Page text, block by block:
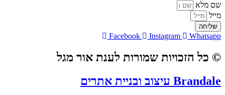
שם מלא
מייל
שליחה
Facebook Instagram Whatsapp
© כל הזכויות שמורות לענת אור מגל
Brandale עיצוב ובניית אתרים